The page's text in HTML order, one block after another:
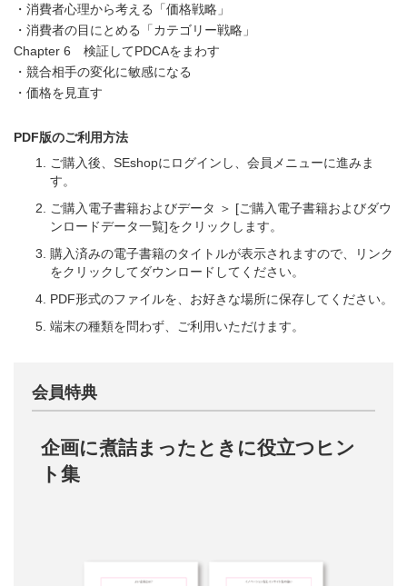
・消費者心理から考える「価格戦略」
・消費者の目にとめる「カテゴリー戦略」
Chapter 6 検証してPDCAをまわす
・競合相手の変化に敏感になる
・価格を見直す
PDF版のご利用方法
ご購入後、SEshopにログインし、会員メニューに進みま
す。
ご購入電子書籍およびデータ ＞ [ご購入電子書籍およびダウ
ンロードデータ一覧]をクリックします。
購入済みの電子書籍のタイトルが表示されますので、リンク
をクリックしてダウンロードしてください。
PDF形式のファイルを、お好きな場所に保存してください。
端末の種類を問わず、ご利用いただけます。
会員特典
企画に煮詰まったときに役立つヒン
ト集